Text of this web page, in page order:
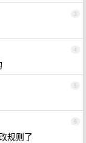
3
4
5
6
规则了